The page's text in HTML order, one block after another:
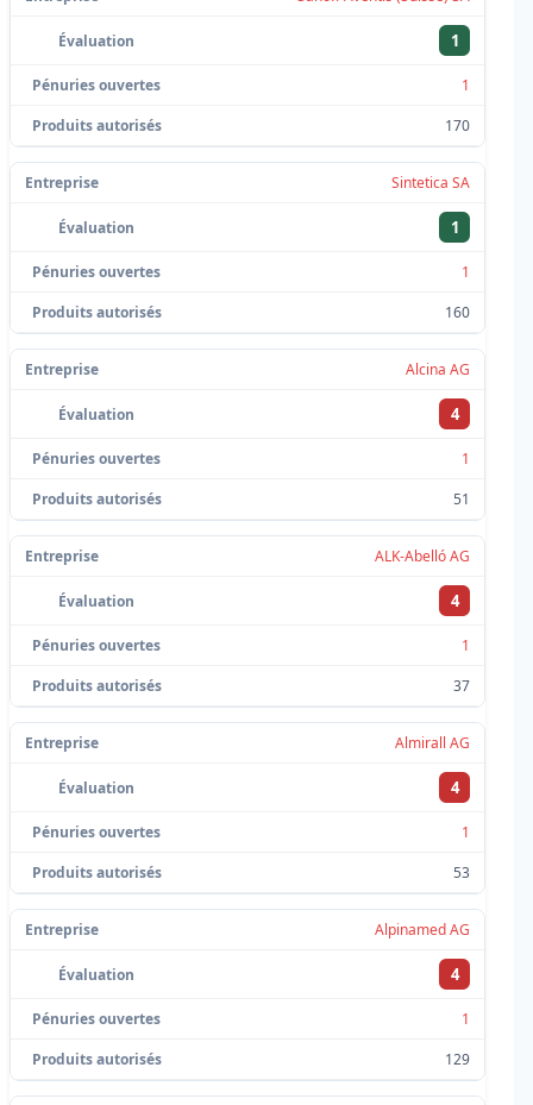
1
1
170
Sintetica SA
1
1
160
Alcina AG
4
1
51
ALK-Abelló AG
4
1
37
Almirall AG
4
1
53
Alpinamed AG
4
1
129